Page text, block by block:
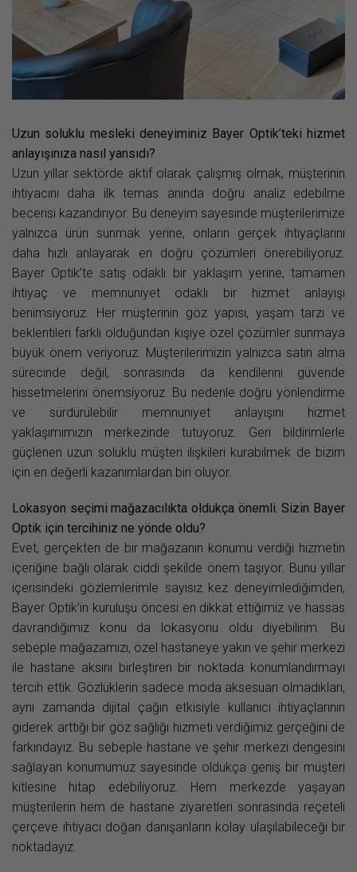
Uzun soluklu mesleki deneyiminiz Bayer Optik’teki hizmet
anlayışınıza nasıl yansıdı?
Uzun yıllar sektörde aktif olarak çalışmış olmak, müşterinin
ihtiyacını daha ilk temas anında doğru analiz edebilme
becerisi kazandırıyor. Bu deneyim sayesinde müşterilerimize
yalnızca ürün sunmak yerine, onların gerçek ihtiyaçlarını
daha hızlı anlayarak en doğru çözümleri önerebiliyoruz.
Bayer Optik’te satış odaklı bir yaklaşım yerine, tamamen
ihtiyaç ve memnuniyet odaklı bir hizmet anlayışı
benimsiyoruz. Her müşterinin göz yapısı, yaşam tarzı ve
beklentileri farklı olduğundan kişiye özel çözümler sunmaya
büyük önem veriyoruz. Müşterilerimizin yalnızca satın alma
sürecinde değil, sonrasında da kendilerini güvende
hissetmelerini önemsiyoruz. Bu nedenle doğru yönlendirme
ve sürdürülebilir memnuniyet anlayışını hizmet
yaklaşımımızın merkezinde tutuyoruz. Geri bildirimlerle
güçlenen uzun soluklu müşteri ilişkileri kurabilmek de bizim
için en değerli kazanımlardan biri oluyor.
Lokasyon seçimi mağazacılıkta oldukça önemli. Sizin Bayer
Optik için tercihiniz ne yönde oldu?
Evet, gerçekten de bir mağazanın konumu verdiği hizmetin
içeriğine bağlı olarak ciddi şekilde önem taşıyor. Bunu yıllar
içerisindeki gözlemlerimle sayısız kez deneyimlediğimden,
Bayer Optik’in kuruluşu öncesi en dikkat ettiğimiz ve hassas
davrandığımız konu da lokasyonu oldu diyebilirim. Bu
sebeple mağazamızı, özel hastaneye yakın ve şehir merkezi
ile hastane aksını birleştiren bir noktada konumlandırmayı
tercih ettik. Gözlüklerin sadece moda aksesuarı olmadıkları,
aynı zamanda dijital çağın etkisiyle kullanıcı ihtiyaçlarının
giderek arttığı bir göz sağlığı hizmeti verdiğimiz gerçeğini de
farkındayız. Bu sebeple hastane ve şehir merkezi dengesini
sağlayan konumumuz sayesinde oldukça geniş bir müşteri
kitlesine hitap edebiliyoruz. Hem merkezde yaşayan
müşterilerin hem de hastane ziyaretleri sonrasında reçeteli
çerçeve ihtiyacı doğan danışanların kolay ulaşılabileceği bir
noktadayız.